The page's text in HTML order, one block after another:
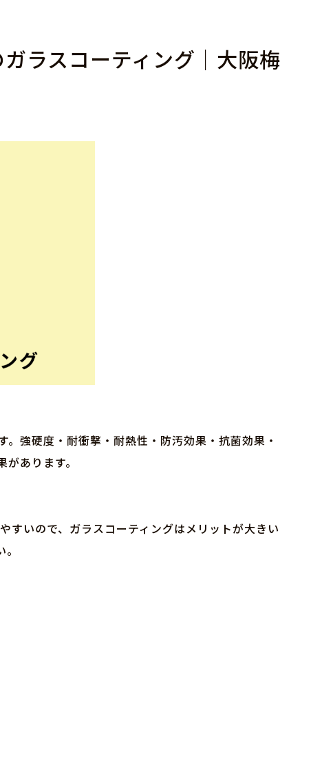
ラスコーティング｜大阪梅
強硬度・耐衝撃・耐熱性・防汚効果・抗菌効果・
あります。
いので、ガラスコーティングはメリットが大きい